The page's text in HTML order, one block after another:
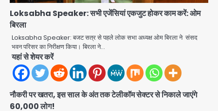
Loksabha Speaker: सभी एजेंसियां एकजुट होकर काम करें: ओम
बिरला
Loksabha Speaker: बजट सत्र से पहले लोक सभा अध्यक्ष ओम बिरला ने संसद
भवन परिसर का निरीक्षण किया। बिरला ने…
यहां से शेयर करें
नौकरी पर खतरा, इस साल के अंत तक टेलीकॉम सेक्टर से निकाले जाएंगे
60,000 लोग!
3
Noida Cyber Crime: PM मोदी-
सीतारमण के AI डीपफेक वीडियो से नोएडा में
लिए बड़ी खुशखबरी
jai hind janab